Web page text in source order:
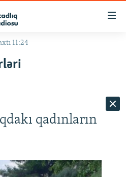
11:24
qadınların